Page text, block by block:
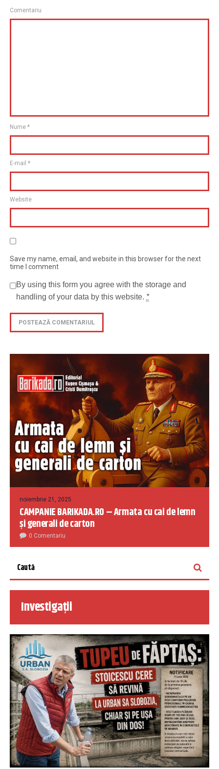
Comentariu
Nume *
E-mail *
Website
Save my name, email, and website in this browser for the next
time I comment
By using this form you agree with the storage and
handling of your data by this website. *
noiembrie 21, 2025
CAMPANIE BARIKADA.RO – Armata cu cai de lemn
și generali de carton
0 Comentariu
Investigații